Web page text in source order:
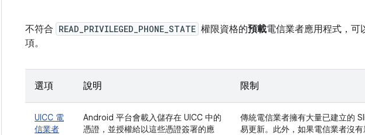
不符合 READ_PRIVILEGED_PHONE_STATE 權限資格的預載電信業者應用程式，可
項。
選項 說明 限制
UICC 電
信業者
Android 平台會載入儲存在 UICC 中的
憑證，並授權給以這些憑證簽署的應
傳統電信業者擁有大量已建立的
易更新。此外，如果電信業者沒